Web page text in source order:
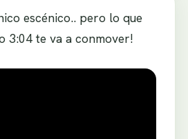
escénico.. pero lo que
3:04 te va a conmover!